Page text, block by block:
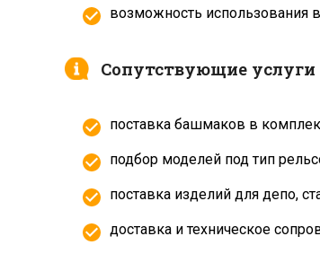
возможность использования
Сопутствующие услуги
поставка башмаков в
подбор моделей под тип
поставка изделий для депо,
доставка и техническое